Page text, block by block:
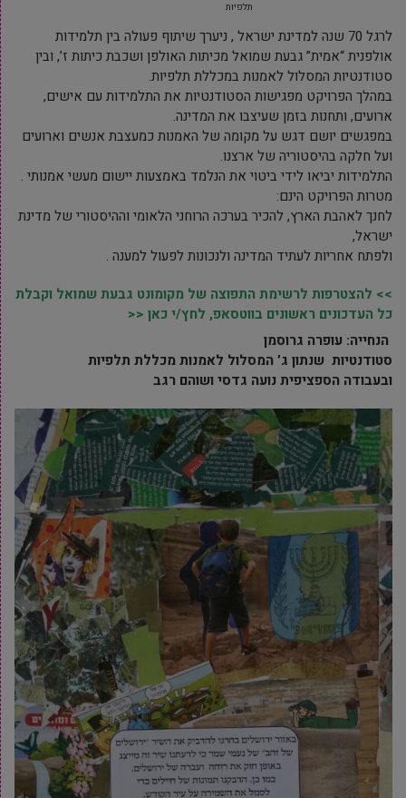
תלפיות
לרגל 70 שנה למדינת ישראל , ניערך שיתוף פעולה בין תלמידות
אולפנית “אמית” גבעת שמואל מכיתות האולפן ושכבת כיתות ז’, ובין
סטודנטיות המסלול לאמנות במכללת תלפיות.
במהלך הפרויקט מפגישות הסטודנטיות את התלמידות עם אישים,
ארועים, ותחנות בזמן שעיצבו את המדינה.
במפגשים יושם דגש על מקומה של האמנות כמעצבת אנשים וארועים
ועל חלקה בהיסטוריה של ארצנו.
התלמידות יביאו לידי ביטוי את הנלמד באמצעות יישום מעשי אמנותי .
מטרות הפרויקט הינם:
לחנך לאהבת הארץ, להכיר בערכה הרוחני הלאומי וההיסטורי של מדינת
ישראל,
ולפתח אחריות לעתיד המדינה ולנכונות לפעול למענה .
>> להצטרפות לרשימת התפוצה של מקומונט גבעת שמואל וקבלת
כל העדכונים ראשונים בווטסאפ, לחץ/י כאן <<
הנחייה: עופרה גרוסמן
סטודנטיות שנתון ג’ המסלול לאמנות מכללת תלפיות
ובעבודה הספציפית נועה גדסי ושוהם רגב